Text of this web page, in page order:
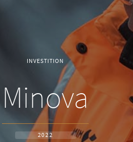
INVESTITION
Minova
2022